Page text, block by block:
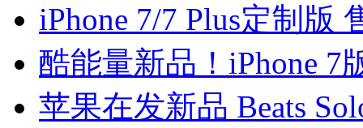
iPhone 7/7 Plus定制版
酷能量新品！iPhone 7
苹果在发新品 Beats